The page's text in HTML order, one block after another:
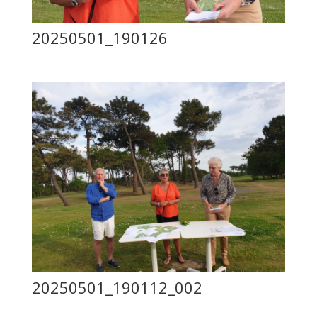
20250501_190126
20250501_190112_002